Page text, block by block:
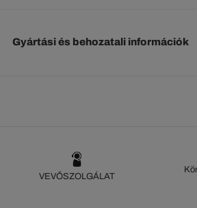
Gyártási és behozatali információk
VEVŐSZOLGÁLAT